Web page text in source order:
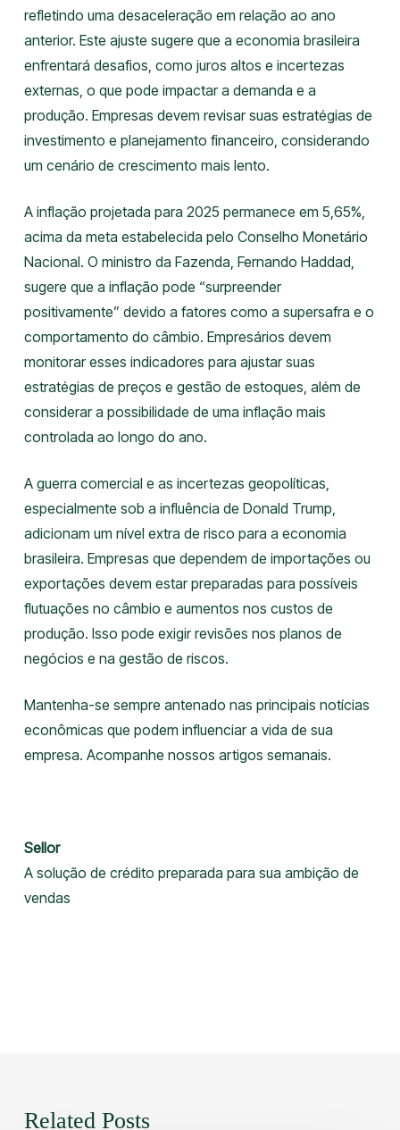
refletindo uma desaceleração em relação ao ano
anterior. Este ajuste sugere que a economia brasileira
enfrentará desafios, como juros altos e incertezas
externas, o que pode impactar a demanda e a
produção. Empresas devem revisar suas estratégias de
investimento e planejamento financeiro, considerando
um cenário de crescimento mais lento.
A inflação projetada para 2025 permanece em 5,65%,
acima da meta estabelecida pelo Conselho Monetário
Nacional. O ministro da Fazenda, Fernando Haddad,
sugere que a inflação pode “surpreender
positivamente” devido a fatores como a supersafra e o
comportamento do câmbio. Empresários devem
monitorar esses indicadores para ajustar suas
estratégias de preços e gestão de estoques, além de
considerar a possibilidade de uma inflação mais
controlada ao longo do ano.
A guerra comercial e as incertezas geopolíticas,
especialmente sob a influência de Donald Trump,
adicionam um nível extra de risco para a economia
brasileira. Empresas que dependem de importações ou
exportações devem estar preparadas para possíveis
flutuações no câmbio e aumentos nos custos de
produção. Isso pode exigir revisões nos planos de
negócios e na gestão de riscos.
Mantenha-se sempre antenado nas principais notícias
econômicas que podem influenciar a vida de sua
empresa. Acompanhe nossos artigos semanais.
Sellor
A solução de crédito preparada para sua ambição de
vendas
Related Posts